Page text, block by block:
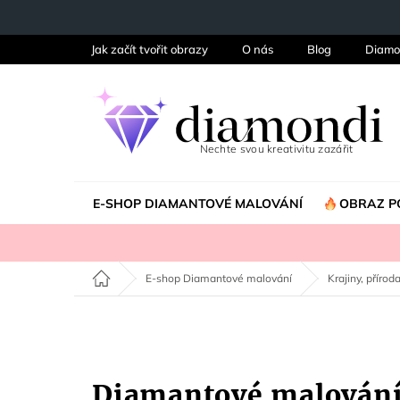
Jak začít tvořit obrazy O nás Blog
E-SHOP DIAMANTOVÉ MALOVÁNÍ OBRAZ
Domů E-shop Diamantové malování Krajiny,